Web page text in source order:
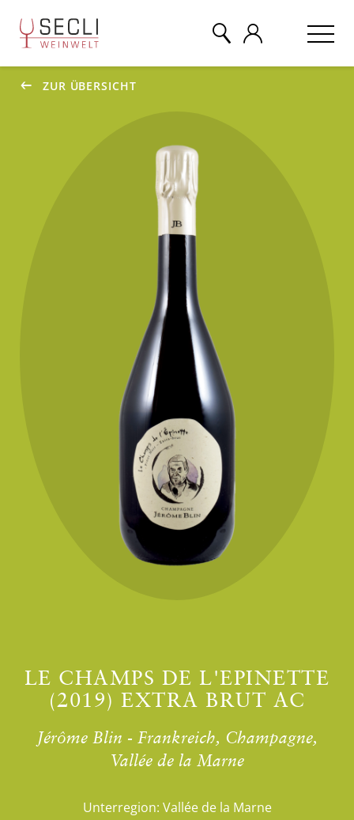
ZUR ÜBERSICHT
LE CHAMPS DE L'EPINETTE
(2019) EXTRA BRUT AC
Jérôme Blin - Frankreich, Champagne,
Vallée de la Marne
Unterregion: Vallée de la Marne